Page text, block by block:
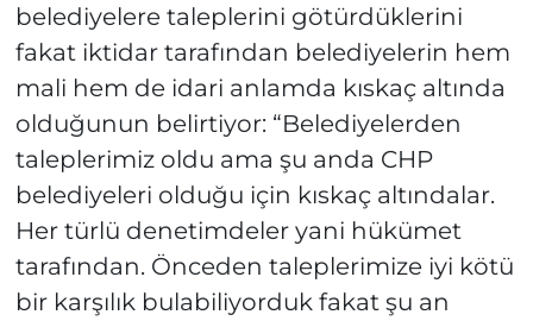
belediyelere taleplerini götürdüklerini
fakat iktidar tarafından belediyelerin hem
mali hem de idari anlamda kıskaç altında
olduğunun belirtiyor: “Belediyelerden
taleplerimiz oldu ama şu anda CHP
belediyeleri olduğu için kıskaç altındalar.
Her türlü denetimdeler yani hükümet
tarafından. Önceden taleplerimize iyi kötü
bir karşılık bulabiliyorduk fakat şu an